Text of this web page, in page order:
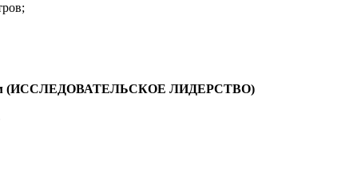
(ИССЛЕДОВАТЕЛЬСКОЕ ЛИДЕРСТВО)